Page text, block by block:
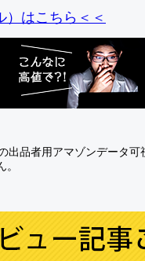
）はこちら＜＜
出品者用アマゾンデータ可